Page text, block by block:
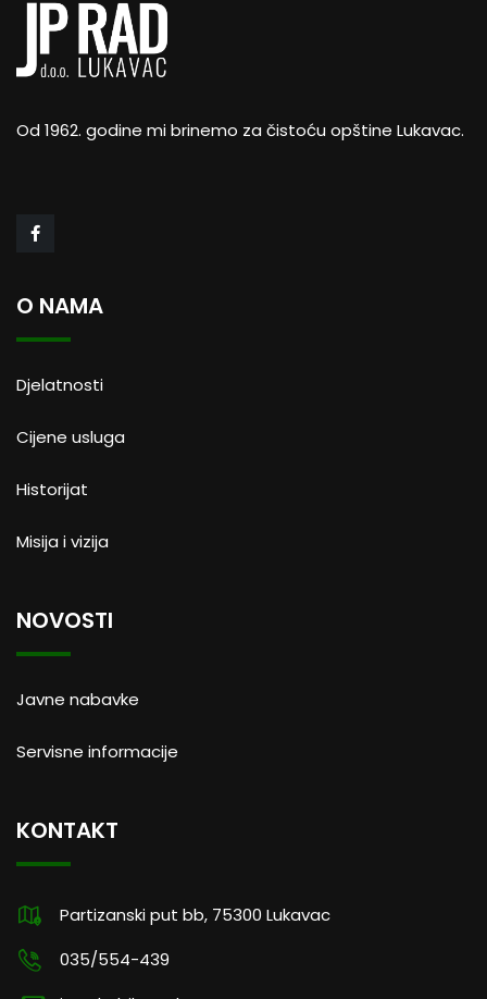
Od 1962. godine mi brinemo za čistoću opštine Lukavac.
O NAMA
Djelatnosti
Cijene usluga
Historijat
Misija i vizija
NOVOSTI
Javne nabavke
Servisne informacije
KONTAKT
Partizanski put bb, 75300 Lukavac
035/554-439